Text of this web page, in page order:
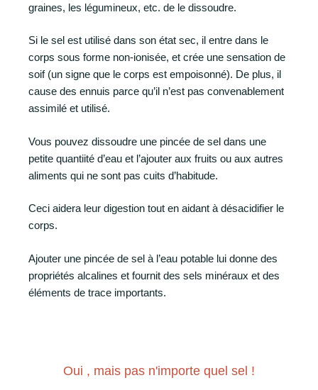
graines, les légumineux, etc. de le dissoudre.
Si le sel est utilisé dans son état sec, il entre dans le
corps sous forme non-ionisée, et crée une sensation de
soif (un signe que le corps est empoisonné). De plus, il
cause des ennuis parce qu’il n’est pas convenablement
assimilé et utilisé.
Vous pouvez dissoudre une pincée de sel dans une
petite quantiité d’eau et l’ajouter aux fruits ou aux autres
aliments qui ne sont pas cuits d’habitude.
Ceci aidera leur digestion tout en aidant à désacidifier le
corps.
Ajouter une pincée de sel à l’eau potable lui donne des
propriétés alcalines et fournit des sels minéraux et des
éléments de trace importants.
Oui , mais pas n'importe quel sel !